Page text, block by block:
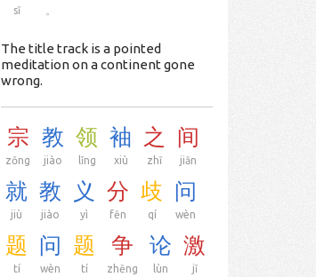
sī
The title track is a pointed
meditation on a continent gone
wrong.
宗
zōng
教
jiào
领
lǐng
袖
xiù
之
zhī
间
jiān
就
jiù
教
jiào
义
yì
分
fēn
歧
qí
问
wèn
题
tí
问
wèn
题
tí
争
zhēng
论
lùn
激
jī